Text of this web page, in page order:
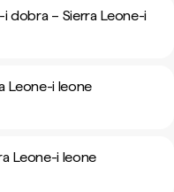
i dobra – Sierra Leone-i
Leone-i leone
Leone-i leone